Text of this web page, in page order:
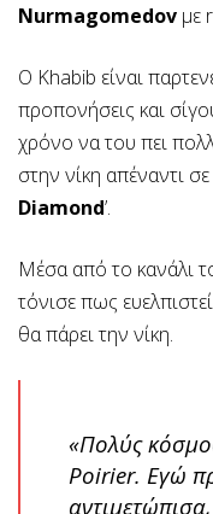
Nurmagomedov με
Ο Khabib είναι
προπονήσεις και
χρόνο να του πει
στην νίκη απέναντι
Diamond’.
Μέσα από το κανάλι
τόνισε πως
θα πάρει την νίκη.
«Πολύς
Poirier. Εγώ